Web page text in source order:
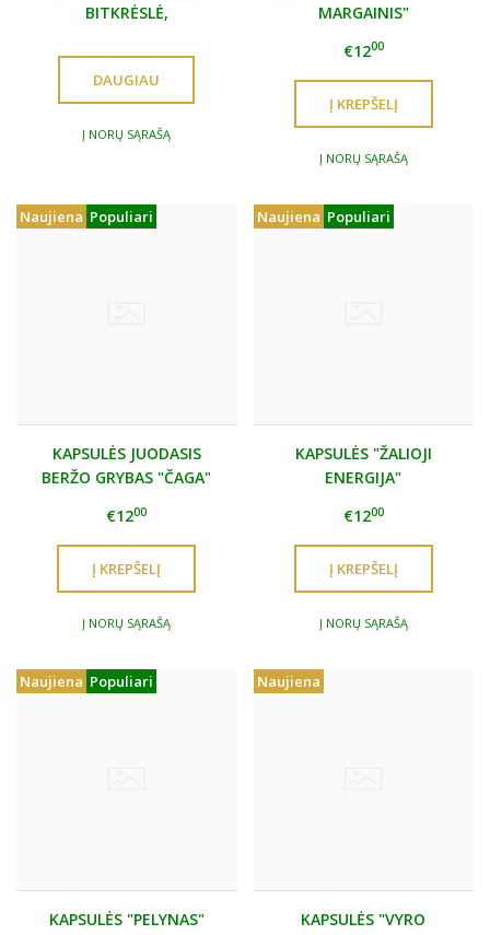
BITKRĖSLĖ,
DAUGIAU
Į NORŲ SĄRAŠĄ
MARGAINIS"
€1200
Į NORŲ SĄRAŠĄ
Naujiena Populiari
KAPSULĖS JUODASIS
BERŽO GRYBAS "ČAGA"
€1200
Į NORŲ SĄRAŠĄ
Naujiena Populiari
KAPSULĖS "ŽALIOJI
ENERGIJA"
€1200
Į NORŲ SĄRAŠĄ
Naujiena Populiari
KAPSULĖS "PELYNAS"
Naujiena
KAPSULĖS "VYRO